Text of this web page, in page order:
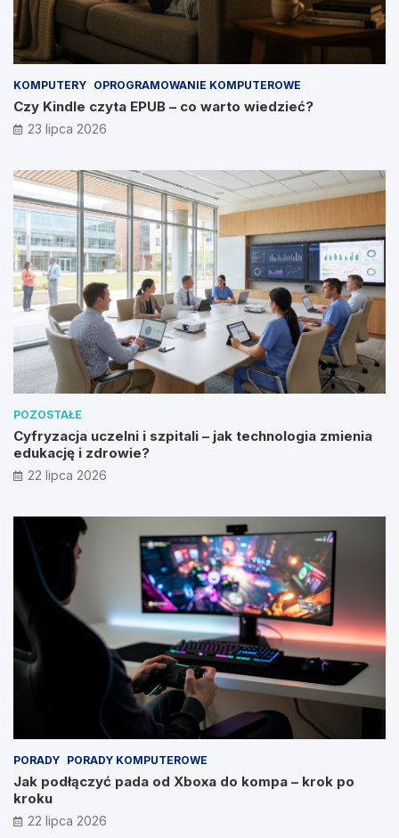
KOMPUTERY OPROGRAMOWANIE KOMPUTEROWE
Czy Kindle czyta EPUB – co warto wiedzieć?
23 lipca 2026
POZOSTAŁE
Cyfryzacja uczelni i szpitali – jak technologia zmienia
edukację i zdrowie?
22 lipca 2026
PORADY PORADY KOMPUTEROWE
Jak podłączyć pada od Xboxa do kompa – krok po
kroku
22 lipca 2026